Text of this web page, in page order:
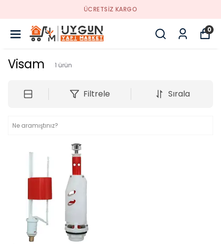
ÜCRETSİZ KARGO
0
Visam 1 ürün
Filtrele Sırala